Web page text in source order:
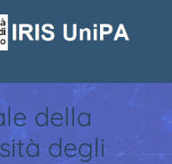
della
degli